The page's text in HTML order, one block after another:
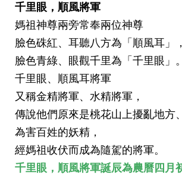
千里眼，順風將軍
媽祖神尊兩旁常奉兩位神尊
臉色硃紅、 耳聽八方為「順風耳」，
臉色青綠、眼觀千里為「千里眼」。
千里眼、順風耳將軍
又稱金精將軍、水精將軍，
傳說他們原來是桃花山上擾亂地方、
為害百姓的妖精，
經媽祖收伏而成為隨駕的將軍。
千里眼，順風將軍誕辰為農曆 四月